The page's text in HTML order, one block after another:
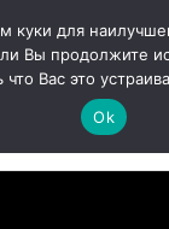
автомобили и не
и отечественного
куки для
Вы продолжите
что Вас это
Ok